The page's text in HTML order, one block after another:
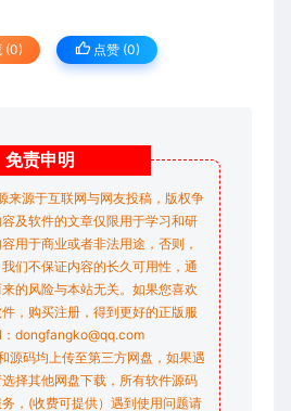
(0) 点赞 (0)
免责申明
来源于互联网与网友投稿，版权争
及软件的文章仅限用于学习和研
用于商业或者非法用途，否则，
们不保证内容的长久可用性，通
的风险与本站无关。如果您喜欢
，购买注册，得到更好的正版服
dongfangko@qq.com
源码均上传至第三方网盘，如果遇
择其他网盘下载，所有软件源码
，(收费可提供）遇到使用问题请